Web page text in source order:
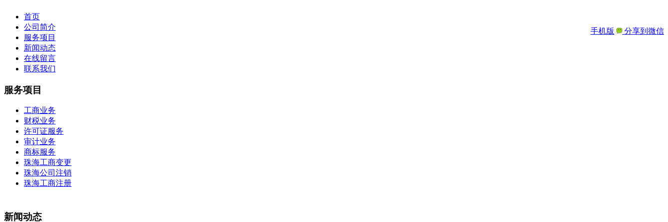
手机版 分享到微信
首页
公司简介
服务项目
新闻动态
在线留言
联系我们
服务项目
工商业务
财税业务
许可证服务
审计业务
商标服务
珠海工商变更
珠海公司注销
珠海工商注册
新闻动态